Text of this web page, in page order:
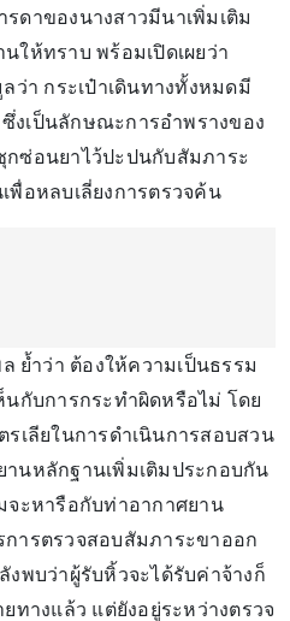
ดาของนางสาวมีนาเพิ่มเติม
ให้ทราบ พร้อมเปิดเผยว่า
ว่า กระเป๋าเดินทางทั้งหมดมี
งเป็นลักษณะการอำพรางของ
ซ่อนยาไว้ปะปนกับสัมภาระ
พื่อหลบเลี่ยงการตรวจค้น
ย้ำว่า ต้องให้ความเป็นธรรม
กับการกระทำผิดหรือไม่ โดย
เลียในการดำเนินการสอบสวน
นหลักฐานเพิ่มเติมประกอบกัน
จะหารือกับท่าอากาศยาน
ารตรวจสอบสัมภาระขาออก
พบว่าผู้รับหิ้วจะได้รับค่าจ้างก็
ทางแล้ว แต่ยังอยู่ระหว่างตรวจ